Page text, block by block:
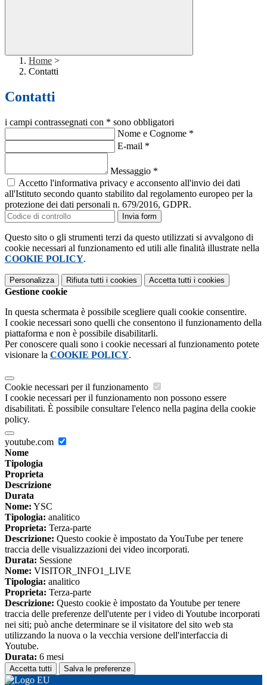
Home >
Contatti
Contatti
i campi contrassegnati con * sono obbligatori
Nome e Cognome *
E-mail *
Messaggio *
Accetto l'informativa privacy e acconsento all'invio dei dati
all'Istituto secondo quanto stabilito dal regolamento europeo per la
protezione dei dati personali n. 679/2016, GDPR.
Invia form
Questo sito o gli strumenti terzi da questo utilizzati si avvalgono di
cookie necessari al funzionamento ed utili alle finalità illustrate nella
COOKIE POLICY.
Personalizza Rifiuta tutti i cookies Accetta tutti i cookies
Gestione cookie
In questa schermata è possibile scegliere quali cookie consentire.
I cookie necessari sono quelli che consentono il funzionamento della
piattaforma e non è possibile disabilitarli.
Per conoscere quali sono i cookie necessari al funzionamento potete
visionare la COOKIE POLICY.
Cookie necessari per il funzionamento
I cookie necessari per il funzionamento non possono essere
disabilitati. È possibile consultare l'elenco nella pagina della cookie
policy.
youtube.com
Nome
Tipologia
Proprieta
Descrizione
Durata
Nome: YSC
Tipologia: analitico
Proprieta: Terza-parte
Descrizione: Questo cookie è impostato da YouTube per tenere
traccia delle visualizzazioni dei video incorporati.
Durata: Sessione
Nome: VISITOR_INFO1_LIVE
Tipologia: analitico
Proprieta: Terza-parte
Descrizione: Questo cookie è impostato da Youtube per tenere
traccia delle preferenze dell'utente per i video di Youtube incorporati
nei siti; può anche determinare se il visitatore del sito web sta
utilizzando la nuova o la vecchia versione dell'interfaccia di
Youtube.
Durata: 6 mesi
Accetta tutti Salva le preferenze